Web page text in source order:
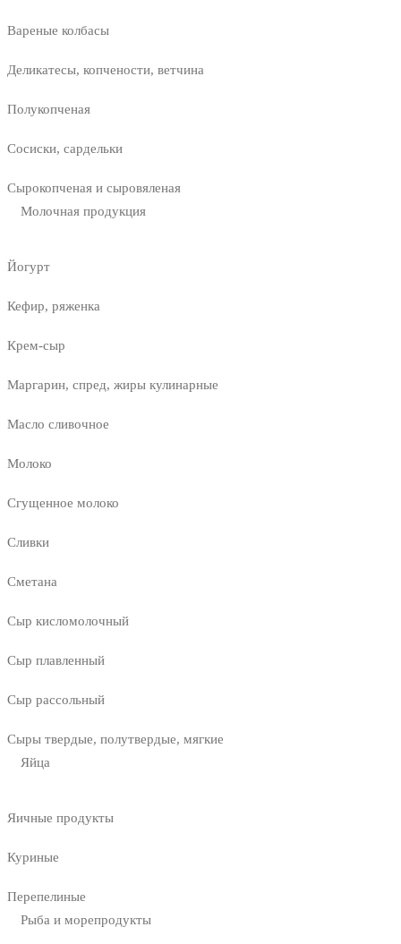
Вареные колбасы
Деликатесы, копчености, ветчина
Полукопченая
Сосиски, сардельки
Сырокопченая и сыровяленая
Молочная продукция
Йогурт
Кефир, ряженка
Крем-сыр
Маргарин, спред, жиры кулинарные
Масло сливочное
Молоко
Сгущенное молоко
Сливки
Сметана
Сыр кисломолочный
Сыр плавленный
Сыр рассольный
Сыры твердые, полутвердые, мягкие
Яйца
Яичные продукты
Куриные
Перепелиные
Рыба и морепродукты